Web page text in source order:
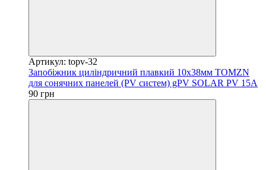
Артикул: topv-32
Запобіжник циліндричний плавкий 10x38мм TOMZN
для сонячних панелей (PV систем) gPV SOLAR PV 15А
90 грн